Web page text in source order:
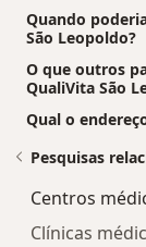
Quando
São Leopoldo?
O que outros
QualiVita São
Qual o
Pesquisas
Centros
Clínicas